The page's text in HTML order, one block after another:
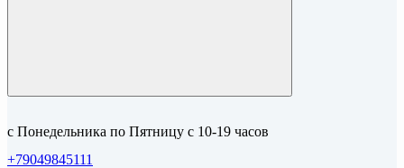
с Понедельника по Пятницу с 10-19 часов
+79049845111